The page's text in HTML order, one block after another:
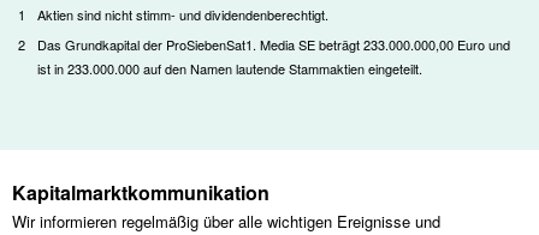
1
Aktien sind nicht stimm- und dividendenberechtigt.
2
Das Grundkapital der ProSiebenSat1. Media SE beträgt 233.000.000,00 Euro und
ist in 233.000.000 auf den Namen lautende Stammaktien eingeteilt.
Kapitalmarktkommunikation
Wir informieren regelmäßig über alle wichtigen Ereignisse und